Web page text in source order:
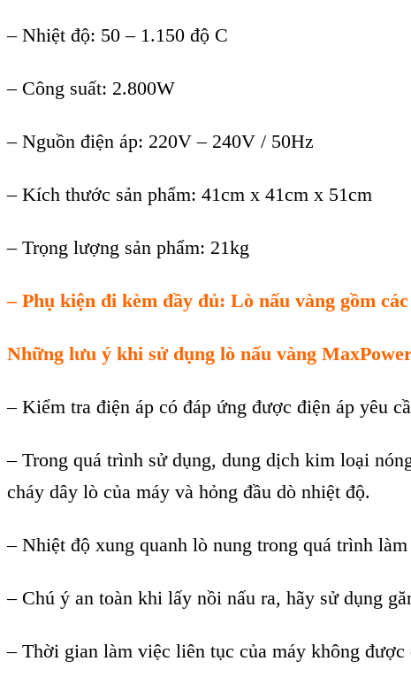
– Nhiệt độ: 50 – 1.150 độ C
– Công suất: 2.800W
– Nguồn điện áp: 220V – 240V / 50Hz
– Kích thước sản phẩm: 41cm x 41cm x 51cm
– Trọng lượng sản phẩm: 21kg
– Phụ kiện đi kèm đầy đủ: Lò nấu vàng gồm c
Những lưu ý khi sử dụng lò nấu vàng
– Kiểm tra điện áp có đáp ứng được điện áp yêu c
– Trong quá trình sử dụng, dung dịch kim loại n
cháy dây lò của máy và hỏng đầu dò nhiệt độ.
– Nhiệt độ xung quanh lò nung trong quá trình
– Chú ý an toàn khi lấy nồi nấu ra, hãy sử dụng
– Thời gian làm việc liên tục của máy không được